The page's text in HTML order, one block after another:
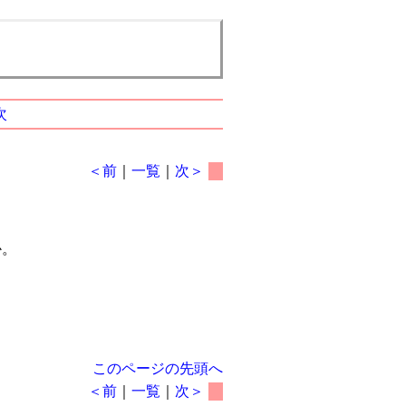
＜前 ｜一覧 次＞
このページの先頭へ
＜前 ｜一覧 次＞